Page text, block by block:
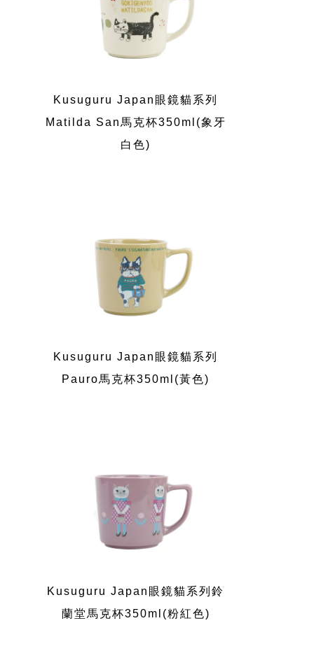
Kusuguru Japan眼鏡貓系列
Matilda San馬克杯350ml(象牙
白色)
Kusuguru Japan眼鏡貓系列
Pauro馬克杯350ml(黃色)
Kusuguru Japan眼鏡貓系列鈴
蘭堂馬克杯350ml(粉紅色)